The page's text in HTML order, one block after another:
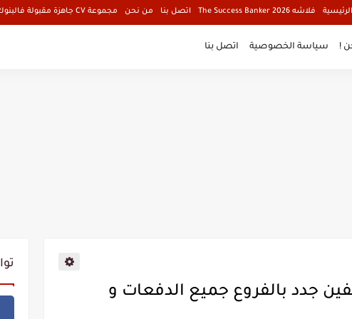
فلاشه The Success Banker 2026 اتصل بنا من نحن مجموعة CV جاهزة مقبولة فالبنوك
! سياسة الخصوصية اتصل بنا
جدد بالفروع جميع الدفعات و